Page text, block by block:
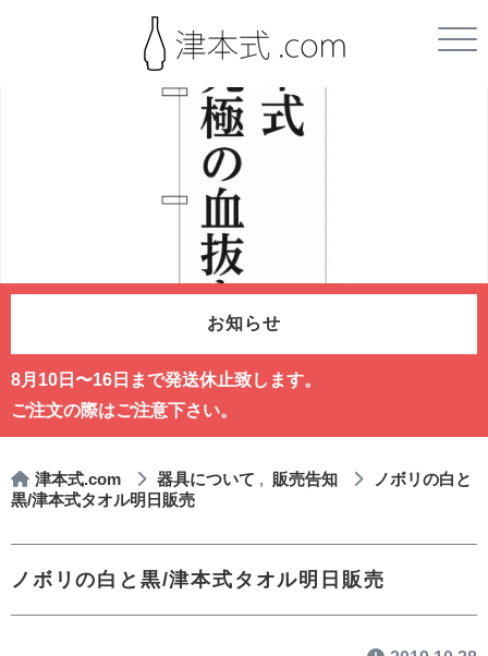
お知らせ
8月10日〜16日まで発送休止致します。
ご注文の際はご注意下さい。
津本式.com 器具について 販売告知
ノボリの白と
黒/津本式タオル明日販売
ノボリの白と黒/津本式タオル明日販売